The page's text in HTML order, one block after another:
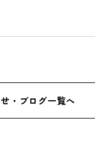
・ブログ一覧へ